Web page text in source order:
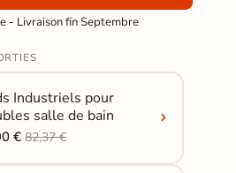
- Livraison fin Septembre
Industriels pour
salle de bain
€82,37 €